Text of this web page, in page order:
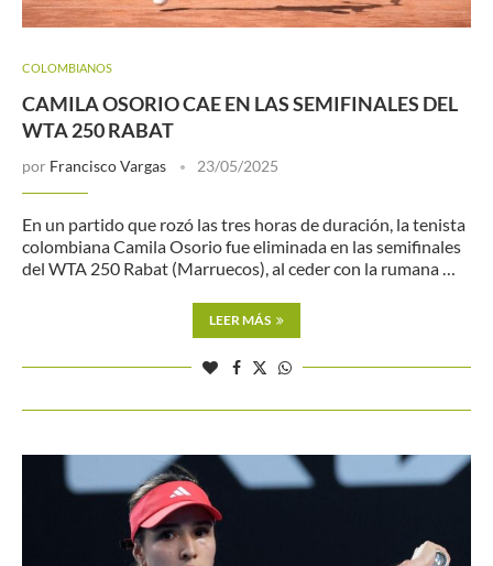
COLOMBIANOS
CAMILA OSORIO CAE EN LAS SEMIFINALES DEL
WTA 250 RABAT
por Francisco Vargas 23/05/2025
En un partido que rozó las tres horas de duración, la tenista
colombiana Camila Osorio fue eliminada en las semifinales
del WTA 250 Rabat (Marruecos), al ceder con la rumana …
LEER MÁS